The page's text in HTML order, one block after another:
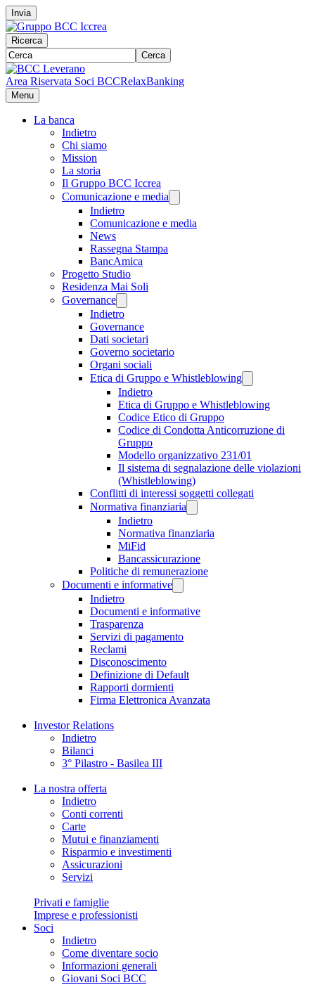
Invia
Ricerca
Cerca
Area Riservata Soci BCCRelaxBanking
Menu
La banca
Indietro
Chi siamo
Mission
La storia
Il Gruppo BCC Iccrea
Comunicazione e media
Indietro
Comunicazione e media
News
Rassegna Stampa
BancAmica
Progetto Studio
Residenza Mai Soli
Governance
Indietro
Governance
Dati societari
Governo societario
Organi sociali
Etica di Gruppo e Whistleblowing
Indietro
Etica di Gruppo e Whistleblowing
Codice Etico di Gruppo
Codice di Condotta Anticorruzione di
Gruppo
Modello organizzativo 231/01
Il sistema di segnalazione delle violazioni
(Whistleblowing)
Conflitti di interessi soggetti collegati
Normativa finanziaria
Indietro
Normativa finanziaria
MiFid
Bancassicurazione
Politiche di remunerazione
Documenti e informative
Indietro
Documenti e informative
Trasparenza
Servizi di pagamento
Reclami
Disconoscimento
Definizione di Default
Rapporti dormienti
Firma Elettronica Avanzata
Investor Relations
Indietro
Bilanci
3° Pilastro - Basilea III
La nostra offerta
Indietro
Conti correnti
Carte
Mutui e finanziamenti
Risparmio e investimenti
Assicurazioni
Servizi
Privati e famiglie
Imprese e professionisti
Soci
Indietro
Come diventare socio
Informazioni generali
Giovani Soci BCC